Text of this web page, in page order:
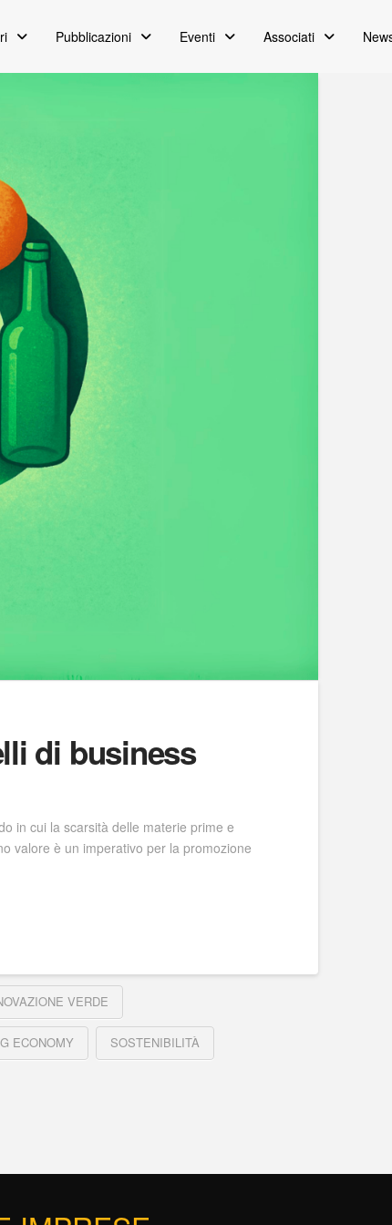
Pubblicazioni Eventi Associati
di business
in cui la scarsità delle materie prime e
valore è un imperativo per la promozione
VERDE
ECONOMY SOSTENIBILITÀ